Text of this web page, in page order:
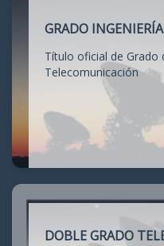
GRADO
Título oficial de Grado
Telecomunicación
DOBLE GRADO